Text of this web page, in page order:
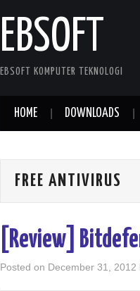
EBSOFT
EBSOFT KOMPUTER TEKNOLOGI
HOME DOWNLOADS
FREE ANTIVIRUS
[Review]
Posted on December 31, 2012